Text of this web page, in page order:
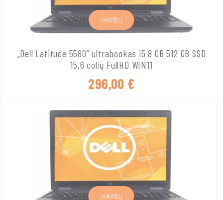
„Dell Latitude 5580“ ultrabookas i5 8 GB 512 GB SSD
15,6 colių FullHD WIN11
296,00 €
Į KREPŠELĮ
Į KREPŠELĮ